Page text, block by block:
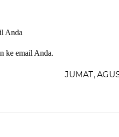
Anda
ke email Anda.
JUMAT,